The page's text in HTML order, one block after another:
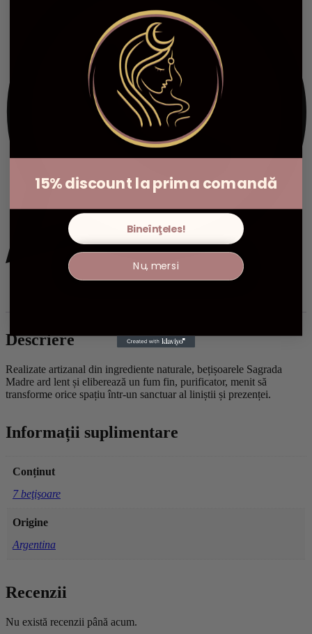
Descriere
Realizate artizanal din ingrediente naturale, bețișoarele Sagrada
Madre ard lent și eliberează un fum fin, purificator, menit să
transforme orice spațiu într-un sanctuar al liniștii și prezenței.
Informații suplimentare
Conținut
7 beţişoare
Origine
Argentina
Recenzii
Nu există recenzii până acum.
15% discount la prima comandă
Bineînţeles!
Nu, mersi